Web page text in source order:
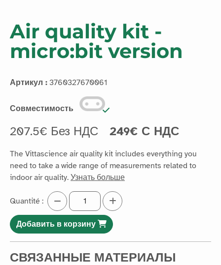
Air quality kit -
micro:bit version
Артикул : 3760327670061
Совместимость
207.5€ Без НДС 249€ С НДС
The Vittascience air quality kit includes everything you
need to take a wide range of measurements related to
indoor air quality. Узнать больше
Quantité :
Добавить в корзину
СВЯЗАННЫЕ МАТЕРИАЛЫ